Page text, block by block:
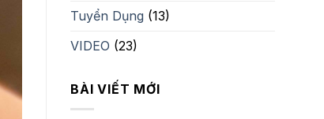
Tuyển Dụng (13)
VIDEO (23)
BÀI VIẾT MỚI